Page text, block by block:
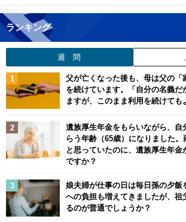
ランキング
週 間
父が亡くなった後も、母は父の「
を続けています。「自分の名義だ
ますが、このまま利用を続けても
遺族厚生年金をもらいながら、自
らう年齢（65歳）になりました。
と思っていたのに、遺族厚生年金
ですか？
娘夫婦が仕事の日は毎日孫の夕飯
への負担も増えてきましたが、祖
るのが普通でしょうか？